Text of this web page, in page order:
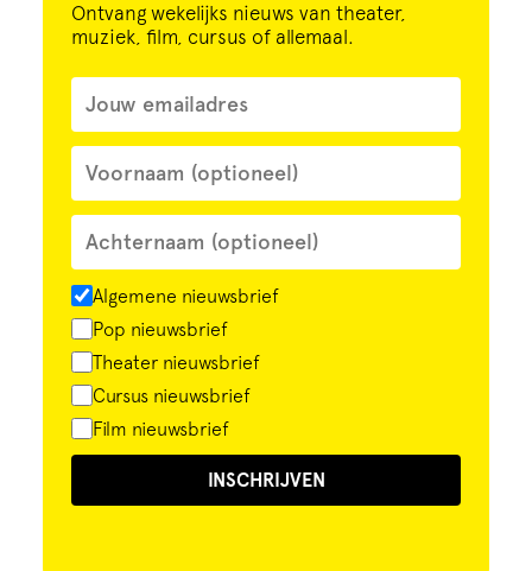
Ontvang wekelijks nieuws van theater,
muziek, film, cursus of allemaal.
Algemene nieuwsbrief
Pop nieuwsbrief
Theater nieuwsbrief
Cursus nieuwsbrief
Film nieuwsbrief
INSCHRIJVEN